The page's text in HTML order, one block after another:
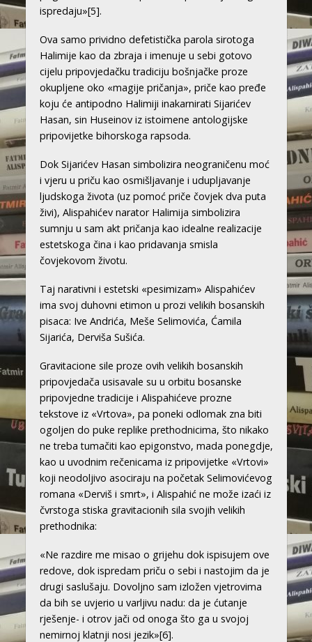
ispredaju»[5].
Ova samo prividno defetistička parola sirotoga
Halimije kao da zbraja i imenuje u sebi gotovo
cijelu pripovjedačku tradiciju bošnjačke proze
okupljene oko «magije pričanja», priče kao pređe
koju će antipodno Halimiji inakarnirati Sijarićev
Hasan, sin Huseinov iz istoimene antologijske
pripovijetke bihorskoga rapsoda.
Dok Sijarićev Hasan simbolizira neograničenu moć
i vjeru u priču kao osmišljavanje i udupljavanje
ljudskoga života (uz pomoć priče čovjek dva puta
živi), Alispahićev narator Halimija simbolizira
sumnju u sam akt pričanja kao idealne realizacije
estetskoga čina i kao pridavanja smisla
čovjekovom životu.
Taj narativni i estetski «pesimizam» Alispahićev
ima svoj duhovni etimon u prozi velikih bosanskih
pisaca: Ive Andrića, Meše Selimovića, Ćamila
Sijarića, Derviša Sušića.
Gravitacione sile proze ovih velikih bosanskih
pripovjedača usisavale su u orbitu bosanske
pripovjedne tradicije i Alispahićeve prozne
tekstove iz «Vrtova», pa poneki odlomak zna biti
ogoljen do puke replike prethodnicima, što nikako
ne treba tumačiti kao epigonstvo, mada ponegdje,
kao u uvodnim rečenicama iz pripovijetke «Vrtovi»
koji neodoljivo asociraju na početak Selimovićevog
romana «Derviš i smrt», i Alispahić ne može izaći iz
čvrstoga stiska gravitacionih sila svojih velikih
prethodnika:
«Ne razdire me misao o grijehu dok ispisujem ove
redove, dok ispredam priču o sebi i nastojim da je
drugi saslušaju. Dovoljno sam izložen vjetrovima
da bih se uvjerio u varljivu nadu: da je ćutanje
rješenje- i otrov jači od onoga što ga u svojoj
nemirnoj klatnji nosi jezik»[6].